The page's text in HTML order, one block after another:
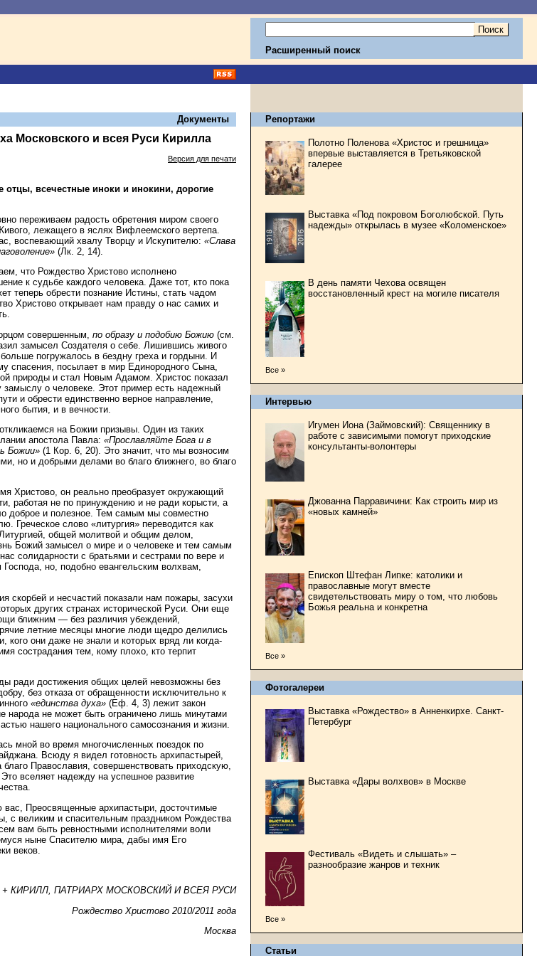
Расширенный поиск
Документы
Московского и всея Руси Кирилла
Версия для печати
всечестные иноки и инокини, дорогие
переживаем радость обретения миром своего
лежащего в яслях Вифлеемского вертепа.
воспевающий хвалу Творцу и Искупителю: «Слава
(Лк. 2, 14).
что Рождество Христово исполнено
к судьбе каждого человека. Даже тот, кто пока
теперь обрести познание Истины, стать чадом
Христово открывает нам правду о нас самих и
совершенным, по образу и подобию Божию (см.
замысел Создателя о себе. Лишившись живого
погружалось в бездну греха и гордыни. И
спасения, посылает в мир Единородного Сына,
природы и стал Новым Адамом. Христос показал
о человеке. Этот пример есть надежный
и обрести единственно верное направление,
бытия, и в вечности.
на Божии призывы. Один из таких
апостола Павла: «Прославляйте Бога и в
Божии» (1 Кор. 6, 20). Это значит, что мы возносим
но и добрыми делами во благо ближнего, во благо
Христово, он реально преобразует окружающий
работая не по принуждению и не ради корысти, а
доброе и полезное. Тем самым мы совместно
Греческое слово «литургия» переводится как
общей молитвой и общим делом,
Божий замысел о мире и о человеке и тем самым
солидарности с братьями и сестрами по вере и
но, подобно евангельским волхвам,
скорбей и несчастий показали нам пожары, засухи
других странах исторической Руси. Они еще
ближним — без различия убеждений,
летние месяцы многие люди щедро делились
они даже не знали и которых вряд ли когда-
сострадания тем, кому плохо, кто терпит
ради достижения общих целей невозможны без
без отказа от обращенности исключительно к
«единства духа» (Еф. 4, 3) лежит закон
не может быть ограничено лишь минутами
нашего национального самосознания и жизни.
мной во время многочисленных поездок по
Всюду я видел готовность архипастырей,
Православия, совершенствовать приходскую,
вселяет надежду на успешное развитие
вас, Преосвященные архипастыри, досточтимые
с великим и спасительным праздником Рождества
вам быть ревностными исполнителями воли
ныне Спасителю мира, дабы имя Его
веков.
+ КИРИЛЛ, ПАТРИАРХ МОСКОВСКИЙ И ВСЕЯ РУСИ
Рождество Христово 2010/2011 года
Москва
Репортажи
Полотно Поленова «Христос и грешница»
впервые выставляется в Третьяковской
галерее
Выставка «Под покровом Боголюбской. Путь
надежды» открылась в музее «Коломенское»
В день памяти Чехова освящен
восстановленный крест на могиле писателя
Все »
Интервью
Игумен Иона (Займовский): Священнику в
работе с зависимыми помогут приходские
консультанты-волонтеры
Джованна Парравичини: Как строить мир из
«новых камней»
Епископ Штефан Липке: католики и
православные могут вместе
свидетельствовать миру о том, что любовь
Божья реальна и конкретна
Все »
Фотогалереи
Выставка «Рождество» в Анненкирхе. Санкт-
Петербург
Выставка «Дары волхвов» в Москве
Фестиваль «Видеть и слышать» –
разнообразие жанров и техник
Все »
Статьи